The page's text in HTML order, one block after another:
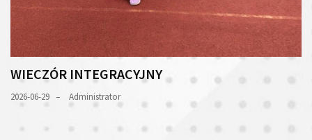
WIECZÓR INTEGRACYJNY
2026-06-29 Administrator